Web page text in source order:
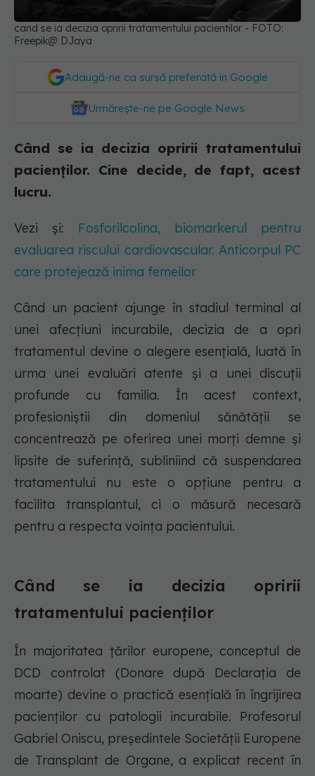
cand se ia decizia opririi tratamentului pacientilor - FOTO:
Freepik@ DJaya
Adaugă-ne ca sursă preferată în Google
Urmărește-ne pe Google News
Când se ia decizia opririi tratamentului
pacienților. Cine decide, de fapt, acest
lucru.
Vezi și: Fosforilcolina, biomarkerul pentru
evaluarea riscului cardiovascular. Anticorpul PC
care protejează inima femeilor
Când un pacient ajunge în stadiul terminal al
unei afecțiuni incurabile, decizia de a opri
tratamentul devine o alegere esențială, luată în
urma unei evaluări atente și a unei discuții
profunde cu familia. În acest context,
profesioniștii din domeniul sănătății se
concentrează pe oferirea unei morți demne și
lipsite de suferință, subliniind că suspendarea
tratamentului nu este o opțiune pentru a
facilita transplantul, ci o măsură necesară
pentru a respecta voința pacientului.
Când se ia decizia opririi
tratamentului pacienților
În majoritatea țărilor europene, conceptul de
DCD controlat (Donare după Declarația de
moarte) devine o practică esențială în îngrijirea
pacienților cu patologii incurabile. Profesorul
Gabriel Oniscu, președintele Societății Europene
de Transplant de Organe, a explicat recent în